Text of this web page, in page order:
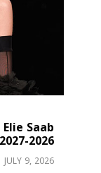
2026-2027
JULY 9, 2026